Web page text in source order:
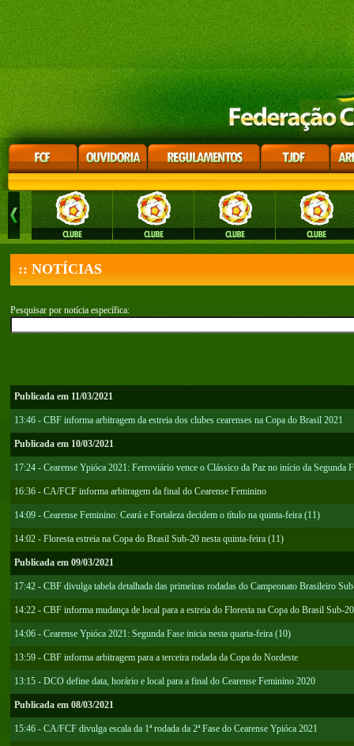
:: NOTÍCIAS
Pesquisar por notícia específica:
Publicada em 11/03/2021
13:46 - CBF informa arbitragem da estreia dos clubes cearenses na Copa do Brasil 2021
Publicada em 10/03/2021
17:24 - Cearense Ypióca 2021: Ferroviário vence o Clássico da Paz no início da Segunda
16:36 - CA/FCF informa arbitragem da final do Cearense Feminino
14:09 - Cearense Feminino: Ceará e Fortaleza decidem o título na quinta-feira (11)
14:02 - Floresta estreia na Copa do Brasil Sub-20 nesta quinta-feira (11)
Publicada em 09/03/2021
17:42 - CBF divulga tabela detalhada das primeiras rodadas do Campeonato Brasileiro
14:22 - CBF informa mudança de local para a estreia do Floresta na Copa do Brasil Sub-20
14:06 - Cearense Ypióca 2021: Segunda Fase inicia nesta quarta-feira (10)
13:59 - CBF informa arbitragem para a terceira rodada da Copa do Nordeste
13:15 - DCO define data, horário e local para a final do Cearense Feminino 2020
Publicada em 08/03/2021
15:46 - CA/FCF divulga escala da 1ª rodada da 2ª Fase do Cearense Ypióca 2021